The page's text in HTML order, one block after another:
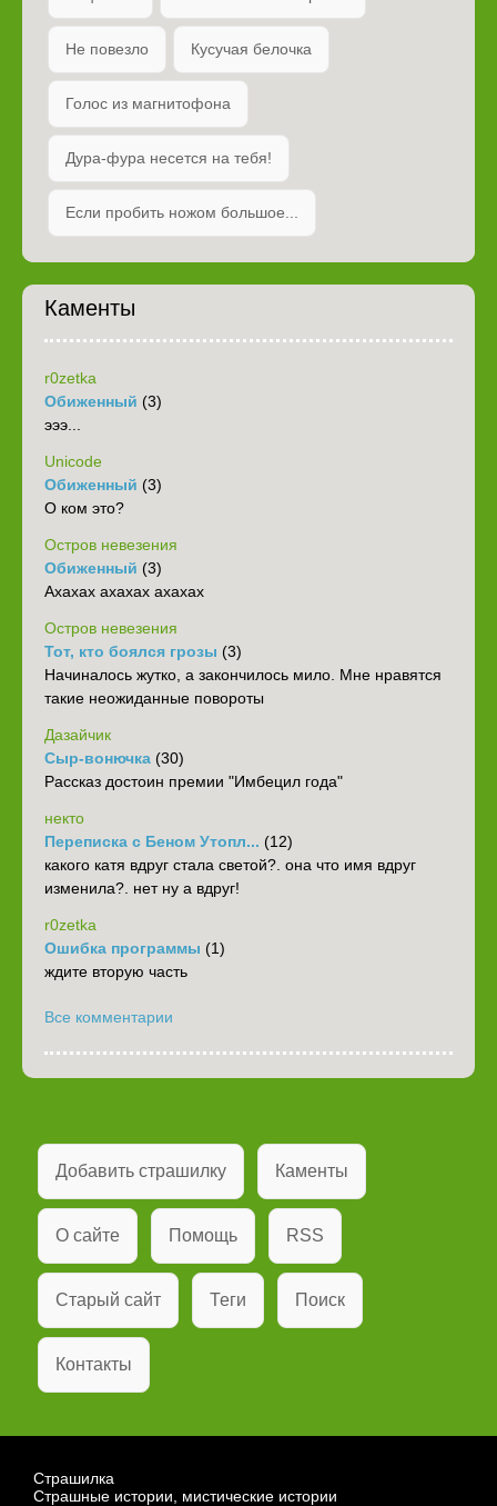
Не повезло Кусучая белочка
Голос из магнитофона
Дура-фура несется на тебя!
Если пробить ножом большое...
Каменты
r0zetka
Обиженный (3)
эээ...
Unicode
Обиженный (3)
О ком это?
Остров невезения
Обиженный (3)
Ахахах ахахах ахахах
Остров невезения
Тот, кто боялся грозы (3)
Начиналось жутко, а закончилось мило. Мне нравятся
такие неожиданные повороты
Дазайчик
Сыр-вонючка (30)
Рассказ достоин премии "Имбецил года"
некто
Переписка с Беном Утопл... (12)
какого катя вдруг стала светой?. она что имя вдруг
изменила?. нет ну а вдруг!
r0zetka
Ошибка программы (1)
ждите вторую часть
Все комментарии
Добавить страшилку Каменты
О сайте Помощь RSS
Старый сайт Теги Поиск
Контакты
Страшилка
Страшные истории, мистические истории